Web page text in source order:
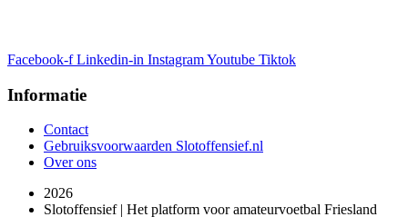
Facebook-f Linkedin-in InstagramYoutube Tiktok
Informatie
Contact
Gebruiksvoorwaarden Slotoffensief.nl
Over ons
2026
Slotoffensief | Het platform voor amateurvoetbal Friesland